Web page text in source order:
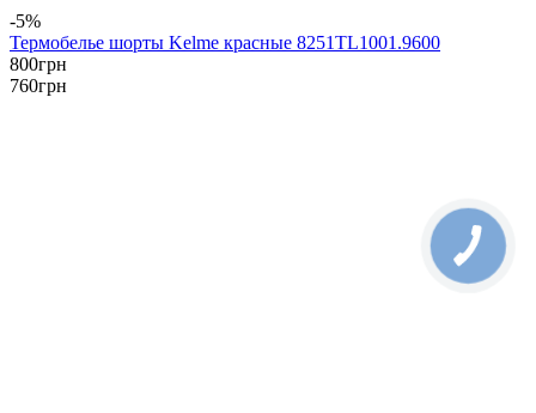
-5%
Термобелье шорты Kelme красные 8251TL1001.9600
800грн
760грн